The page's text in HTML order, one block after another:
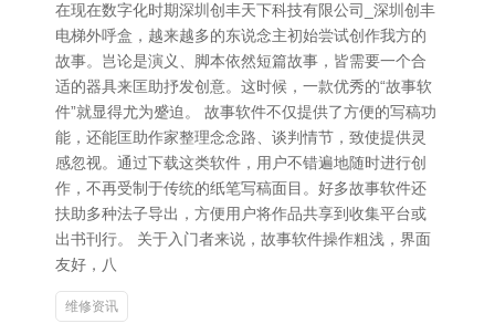
在现在数字化时期深圳创丰天下科技有限公司_深圳创丰
电梯外呼盒，越来越多的东说念主初始尝试创作我方的
故事。岂论是演义、脚本依然短篇故事，皆需要一个合
适的器具来匡助抒发创意。这时候，一款优秀的“故事软
件”就显得尤为蹙迫。 故事软件不仅提供了方便的写稿功
能，还能匡助作家整理念念路、谈判情节，致使提供灵
感忽视。通过下载这类软件，用户不错遍地随时进行创
作，不再受制于传统的纸笔写稿面目。好多故事软件还
扶助多种法子导出，方便用户将作品共享到收集平台或
出书刊行。 关于入门者来说，故事软件操作粗浅，界面
友好，八
维修资讯